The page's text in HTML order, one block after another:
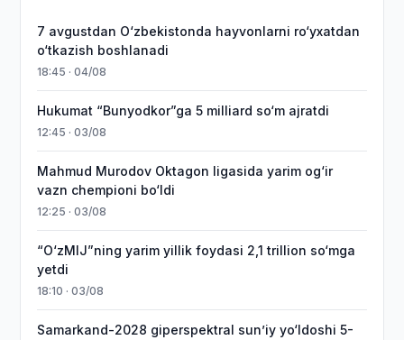
7 avgustdan O‘zbekistonda hayvonlarni ro‘yxatdan
o‘tkazish boshlanadi
18:45 · 04/08
Hukumat “Bunyodkor”ga 5 milliard so‘m ajratdi
12:45 · 03/08
Mahmud Murodov Oktagon ligasida yarim og‘ir
vazn chempioni bo‘ldi
12:25 · 03/08
“O‘zMIJ”ning yarim yillik foydasi 2,1 trillion so‘mga
yetdi
18:10 · 03/08
Samarkand-2028 giperspektral sun’iy yo‘ldoshi 5-